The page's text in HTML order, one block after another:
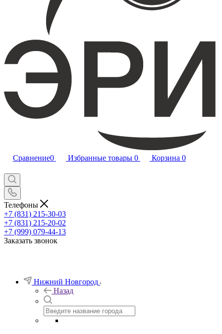
Сравнение0 Избранные товары 0 Корзина 0
Телефоны
+7 (831) 215-30-03
+7 (831) 215-20-02
+7 (999) 079-44-13
Заказать звонок
Нижний Новгород
Назад